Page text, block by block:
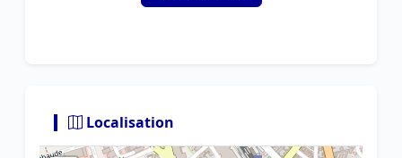
Localisation